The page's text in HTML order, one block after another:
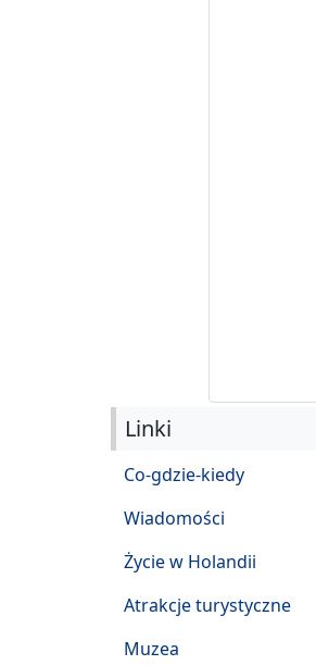
Linki
Co-gdzie-kiedy
Wiadomości
Życie w Holandii
Atrakcje turystyczne
Muzea